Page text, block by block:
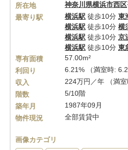
所在地 神奈川県横浜市西区
最寄り駅
横浜駅 徒歩10分 東
横浜駅 徒歩10分 横
横浜駅 徒歩10分 京
横浜駅 徒歩10分 東
専有面積
57.00m²
利回り
6.21% （満室時:
収入
224万円／年 （満室
階数
5/10階
築年月
1987年09月
物件現況
全部賃貸中
画像カテゴリ